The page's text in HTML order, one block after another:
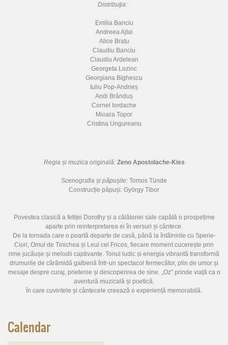
Calendar
Distribuţia:
Emilia Banciu
Andreea Ajtai
Alice Bratu
Claudiu Banciu
Claudiu Ardelean
Georgeta Lozinc
Georgiana Bighescu
Iuliu Pop-Andrieș
Andi Brânduș
Cornel Iordache
Mioara Topor
Cristina Ungureanu
Regia și muzica originală: Zeno Apostolache-Kiss
Scenografia și păpușile: Tomos Tünde
Construcție păpuși: György Tibor
Povestea clasică a fetiței Dorothy și a călătoriei sale capătă o prospețime
aparte prin reinterpretarea ei în versuri și cântece.
De la tornada care o poartă departe de casă, până la întâlnirile cu Sperie-
Ciori, Omul de Tinichea și Leul cel Fricos, fiecare moment cucerește prin
rime jucăușe și melodii captivante. Tonul ludic și energia vibrantă transformă
drumurile de cărămidă galbenă într-un spectacol fermecător, plin de umor și
mesaje despre curaj, prietenie și descoperirea de sine. „Oz” prinde viață ca o
aventură muzicală și poetică,
în care cuvintele și cântecele creează o experiență memorabilă.